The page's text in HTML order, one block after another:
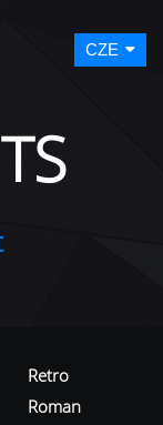
CZE
Retro
Roman